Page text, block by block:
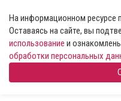
На информационном ресурсе
Оставаясь на сайте, вы
использование и
обработки персональных